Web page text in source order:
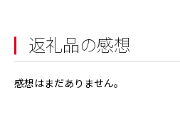
返礼品の感想
感想はまだありません。